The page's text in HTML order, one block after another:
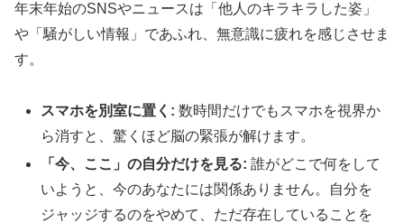
年末年始のSNSやニュースは「他人のキラキラした姿」
や「騒がしい情報」であふれ、無意識に疲れを感じさせま
す。
スマホを別室に置く: 数時間だけでもスマホを視界か
ら消すと、驚くほど脳の緊張が解けます。
「今、ここ」の自分だけを見る: 誰がどこで何をして
いようと、今のあなたには関係ありません。自分を
ジャッジするのをやめて、ただ存在していることを